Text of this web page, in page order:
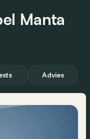
Manta
Advies